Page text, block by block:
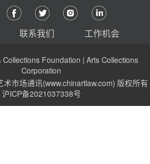
联系我们 工作机会
Collections Foundation | Arts Collections
Corporation
市场通讯(www.chinartlaw.com) 版权所有
沪ICP备2021037338号